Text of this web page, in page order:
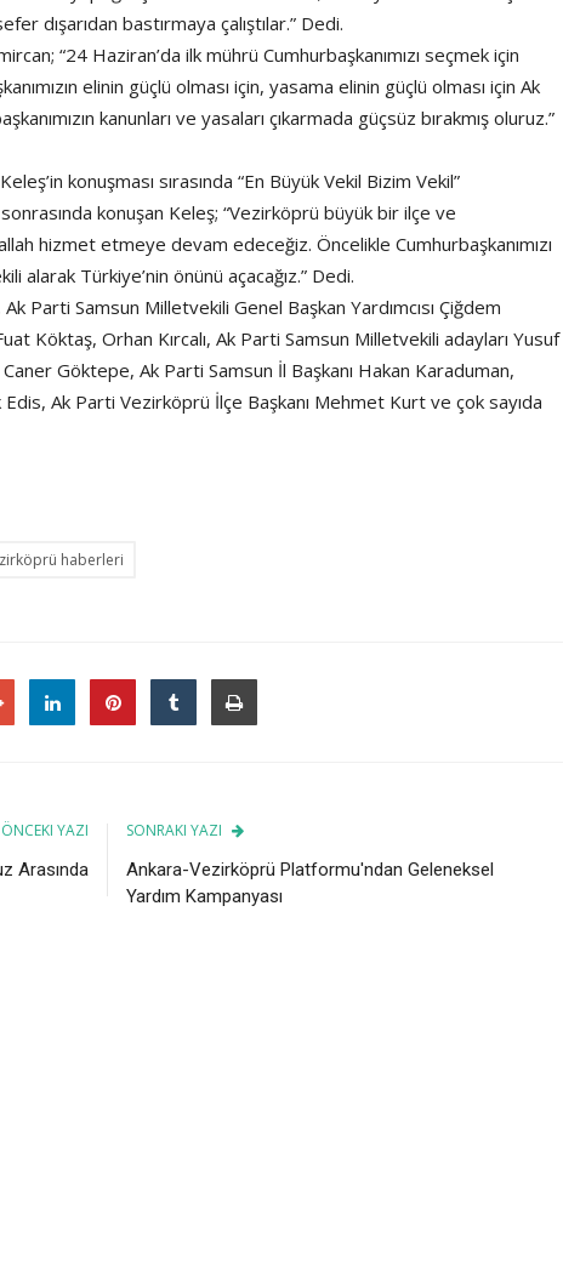
dışarıdan bastırmaya çalıştılar.” Dedi.
“24 Haziran’da ilk mührü Cumhurbaşkanımızı seçmek için
elinin güçlü olması için, yasama elinin güçlü olması için Ak
kanunları ve yasaları çıkarmada güçsüz bırakmış oluruz.”
konuşması sırasında “En Büyük Vekil Bizim Vekil”
konuşan Keleş; “Vezirköprü büyük bir ilçe ve
hizmet etmeye devam edeceğiz. Öncelikle Cumhurbaşkanımızı
Türkiye’nin önünü açacağız.” Dedi.
Parti Samsun Milletvekili Genel Başkan Yardımcısı Çiğdem
Köktaş, Orhan Kırcalı, Ak Parti Samsun Milletvekili adayları Yusuf
Göktepe, Ak Parti Samsun İl Başkanı Hakan Karaduman,
Ak Parti Vezirköprü İlçe Başkanı Mehmet Kurt ve çok sayıda
haberleri
ÖNCEKI YAZI
Arasında
SONRAKI YAZI
Ankara-Vezirköprü Platformu'ndan Geleneksel
Yardım Kampanyası